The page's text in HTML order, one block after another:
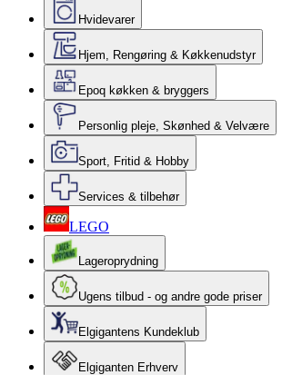
Hvidevarer
Hjem, Rengøring & Køkkenudstyr
Epoq køkken & bryggers
Personlig pleje, Skønhed & Velvære
Sport, Fritid & Hobby
Services & tilbehør
LEGO
Lageroprydning
Ugens tilbud - og andre gode priser
Elgigantens Kundeklub
Elgiganten Erhverv